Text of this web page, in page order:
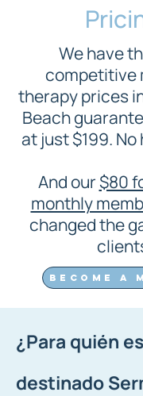
Glutathione Push, Zinc
Learn More
We have
competitive
therapy prices
Beach
at just $199. No
And our$80
monthly
changed the
Become a
¿Para quién
destinado